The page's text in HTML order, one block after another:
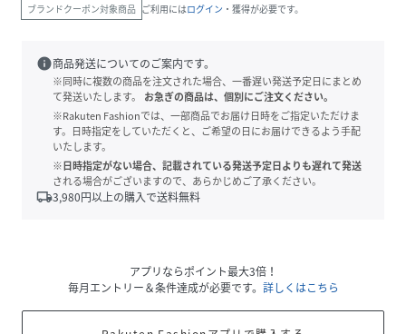
ブランドクーポン対象商品 ご利用にはログイン ・獲得が必要です。
info商品発送についてのご案内です。
※同時に複数の商品を注文された場合、一番遅い発送予定日にまとめ
て発送いたします。
お急ぎの商品は、個別にご注文ください。
※Rakuten Fashionでは、一部商品でお届け日時をご指定いただけま
す。日時指定をしていただくと、ご希望の日にお届けできるよう手配
いたします。
※日時指定がない場合、記載されている発送予定日よりも遅れて発送
される場合がございますので、あらかじめご了承ください。
local_shipping3,980円以上の購入で送料無料
アプリならポイント最大3倍！
毎月エントリー＆条件達成が必要です。 詳しくはこちら